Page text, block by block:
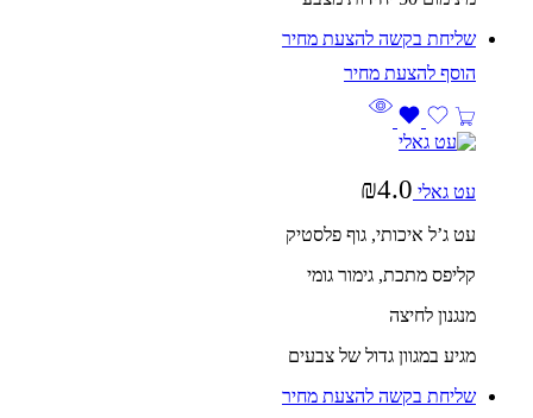
שליחת בקשה להצעת מחיר
עט גאלי ₪4.0
עט ג’ל איכותי, גוף פלסטיק
קליפס מתכת, גימור גומי
מנגנון לחיצה
מגיע במגוון גדול של צבעים
שליחת בקשה להצעת מחיר